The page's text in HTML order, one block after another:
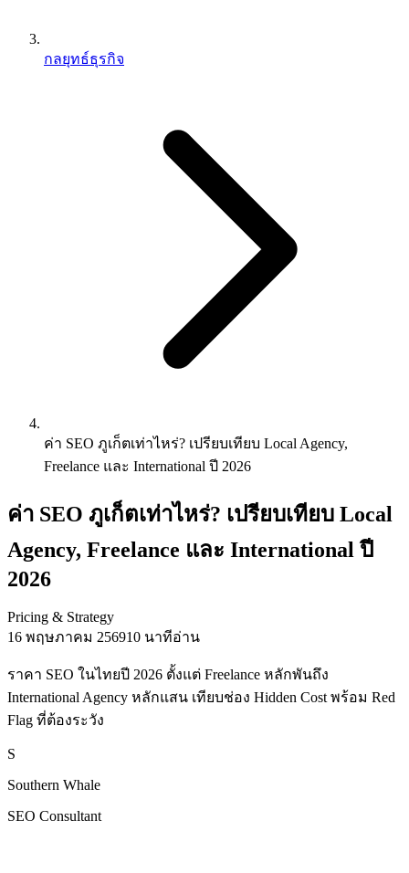
กลยุทธ์ธุรกิจ
ค่า SEO ภูเก็ตเท่าไหร่? เปรียบเทียบ Local Agency,
Freelance และ International ปี 2026
ค่า SEO ภูเก็ตเท่าไหร่? เปรียบเทียบ Local
Agency, Freelance และ International ปี
2026
Pricing & Strategy
16 พฤษภาคม 256910 นาทีอ่าน
ราคา SEO ในไทยปี 2026 ตั้งแต่ Freelance หลักพันถึง
International Agency หลักแสน เทียบช่อง Hidden Cost พร้อม Red
Flag ที่ต้องระวัง
S
Southern Whale
SEO Consultant